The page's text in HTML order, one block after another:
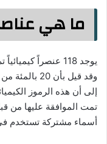
ما هي
يوجد 118 عنصراً
وقد قيل بأن
إلى أن هذه الرموز
تمت الموافقة عليها من
أسماء مشتركة تستخدم